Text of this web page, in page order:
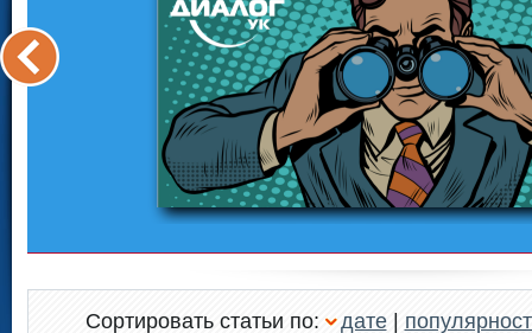
Сортировать статьи по: дате|